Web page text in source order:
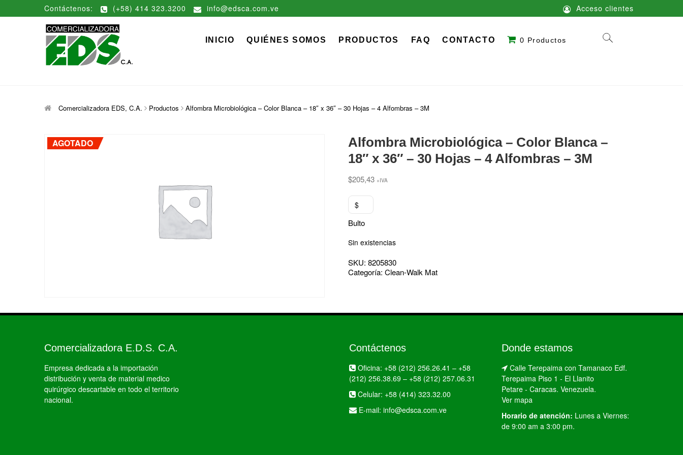
Contáctenos: (+58) 414 323.3200 info@edsca.com.ve Acceso clientes
Comercializadora EDS, C.A.
INICIO QUIÉNES SOMOS PRODUCTOS FAQ CONTACTO 0 Productos
Comercializadora EDS, C.A. Productos Alfombra Microbiológica – Color Blanca – 18″ x 36″ – 30 Hojas – 4 Alfombras – 3M
AGOTADO
Alfombra Microbiológica – Color Blanca –
18″ x 36″ – 30 Hojas – 4 Alfombras – 3M
$205,43 +IVA
$
Bulto
Sin existencias
SKU: 8205830
Categoría: Clean-Walk Mat
Comercializadora E.D.S. C.A.
Empresa dedicada a la importación
distribución y venta de material medico
quirúrgico descartable en todo el territorio
nacional.
Contáctenos
Oficina: +58 (212) 256.26.41 – +58
(212) 256.38.69 – +58 (212) 257.06.31
Celular: +58 (414) 323.32.00
E-mail: info@edsca.com.ve
Donde estamos
Calle Terepaima con Tamanaco Edf.
Terepaima Piso 1 - El Llanito
Petare - Caracas. Venezuela.
Ver mapa
Horario de atención: Lunes a Viernes:
de 9:00 am a 3:00 pm.